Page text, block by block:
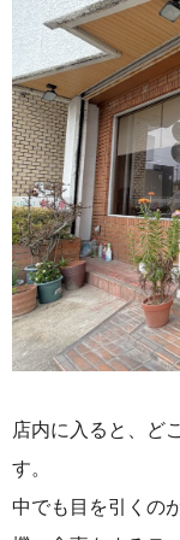
店内に入ると、ど
す。
中でも目を引くの